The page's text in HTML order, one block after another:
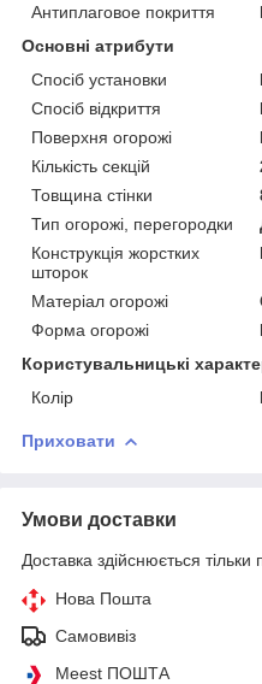
Антиплаговое покриття
Основні атрибути
Спосіб установки
Спосіб відкриття
Поверхня огорожі
Кількість секцій
Товщина стінки
Тип огорожі, перегородки
Конструкція жорстких
шторок
Матеріал огорожі
Форма огорожі
Користувальницькі
Колір
Приховати
Умови доставки
Доставка здійснюється тільки
Нова Пошта
Самовивіз
Meest ПОШТА